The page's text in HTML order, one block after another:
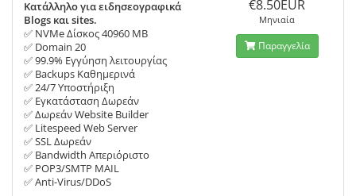
Κατάλληλο για ειδησεογραφικά
Blogs και sites.
✅ NVMe Δίσκος 40960 MB
✅ Domain 20
✅ 99.9% Εγγύηση λειτουργίας
✅ Backups Καθημερινά
✅ 24/7 Υποστήριξη
✅ Εγκατάσταση Δωρεάν
✅ Δωρεάν Website Builder
✅ Litespeed Web Server
✅ SSL Δωρεάν
✅ Bandwidth Απεριόριστο
✅ POP3/SMTP MAIL
✅ Anti-Virus/DDoS
€8.50EUR
Μηνιαία
Παραγγελία